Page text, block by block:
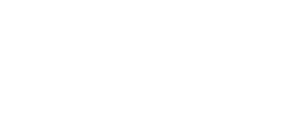
も
る
じ
装